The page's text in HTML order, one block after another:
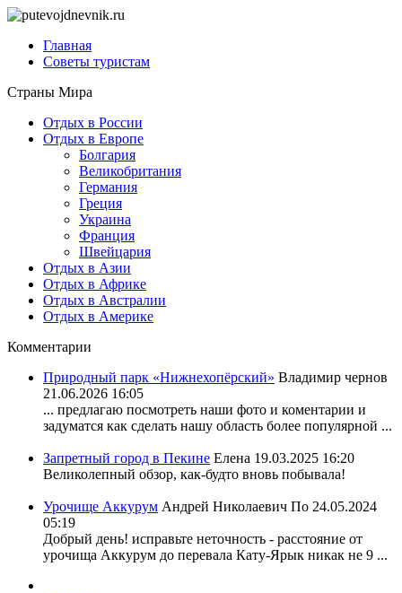
Главная
Советы туристам
Страны Мира
Отдых в России
Отдых в Европе
Болгария
Великобритания
Германия
Греция
Украина
Франция
Швейцария
Отдых в Азии
Отдых в Африке
Отдых в Австралии
Отдых в Америке
Комментарии
Природный парк «Нижнехопёрский» Владимир чернов
21.06.2026 16:05
... предлагаю посмотреть наши фото и коментарии и
задуматся как сделать нашу область более популярной ...
Запретный город в Пекине Елена 19.03.2025 16:20
Великолепный обзор, как-будто вновь побывала!
Урочище Аккурум Андрей Николаевич По 24.05.2024
05:19
Добрый день! исправьте неточность - расстояние от
урочища Аккурум до перевала Кату-Ярык никак не 9 ...